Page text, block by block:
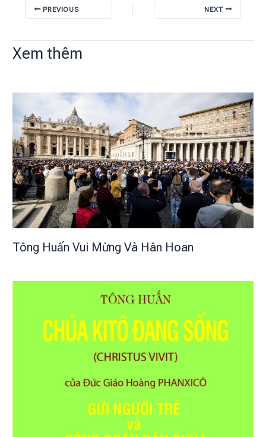
PREVIOUS NEXT
Xem thêm
Tông Huấn Vui Mừng Và Hân Hoan